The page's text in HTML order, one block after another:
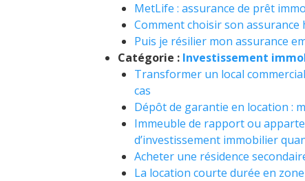
MetLife : assurance de prêt
Comment choisir son
Puis je résilier mon assurance
Catégorie : Investissement
Transformer un local
cas
Dépôt de garantie en location :
Immeuble de rapport ou
d’investissement immobilier
Acheter une résidence
La location courte durée en